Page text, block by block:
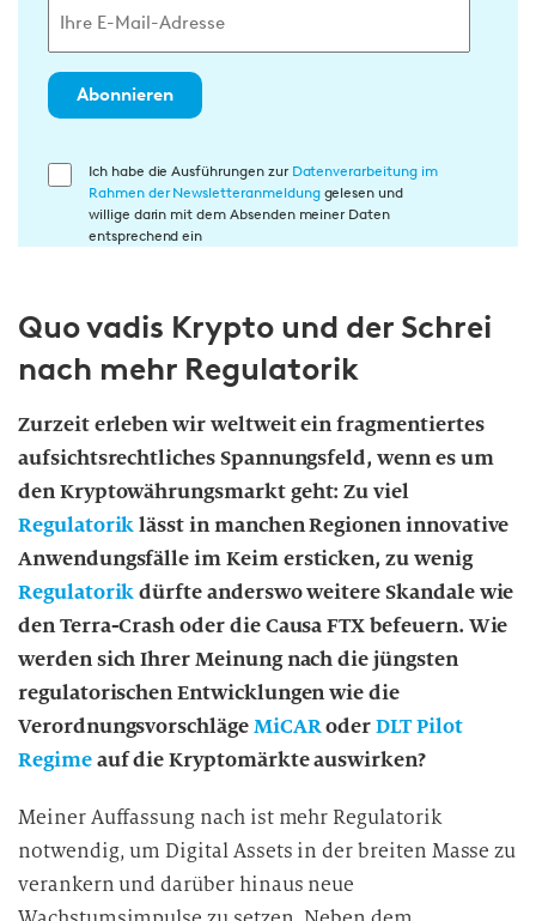
Abonnieren
E
l
i
n
g
i
n
d
i
e
a
t
e
v
e
r
Ich habe die Ausführungen zur Datenverarbeitung im
Rahmen der Newsletteranmeldunggelesen und
willige darin mit dem Absenden meiner Daten
entsprechend ein
Quo vadis Krypto und der Schrei
nach mehr Regulatorik
Zurzeit erleben wir weltweit ein fragmentiertes
aufsichtsrechtliches Spannungsfeld, wenn es um
den Kryptowährungsmarkt geht: Zu viel
Regulatoriklässt in manchen Regionen innovative
Anwendungsfälle im Keim ersticken, zu wenig
Regulatorikdürfte anderswo weitere Skandale wie
den Terra-Crash oder die Causa FTX befeuern. Wie
werden sich Ihrer Meinung nach die jüngsten
regulatorischen Entwicklungen wie die
VerordnungsvorschlägeMiCARoderDLT Pilot
Regimeauf die Kryptomärkte auswirken?
Meiner Auffassung nach ist mehr Regulatorik
notwendig, um Digital Assets in der breiten Masse zu
verankern und darüber hinaus neue